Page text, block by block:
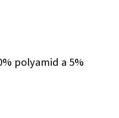
polyamid a 5%